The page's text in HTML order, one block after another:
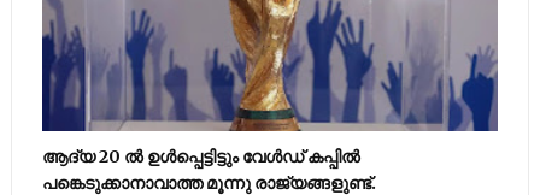
ആദ്യ 20 ല്‍ ഉള്‍പ്പെട്ടിട്ടും വേള്‍ഡ് കപ്പില്‍
പങ്കെടുക്കാനാവാത്ത മൂന്നു രാജ്യങ്ങളുണ്ട്.